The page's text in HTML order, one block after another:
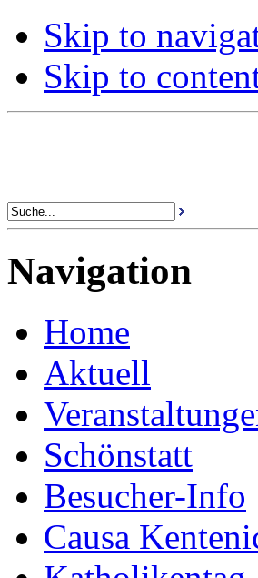
Skip to
Skip to
Navigation
Home
Aktuell
Schönstatt
Besucher-Info
Causa